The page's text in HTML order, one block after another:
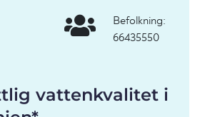
Befolkning:
66435550
vattenkvalitet i